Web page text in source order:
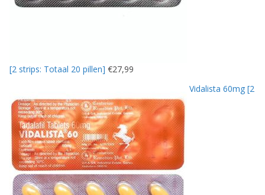
[2 strips: Totaal 20 pillen] €27,99
Vidalista 60mg [2